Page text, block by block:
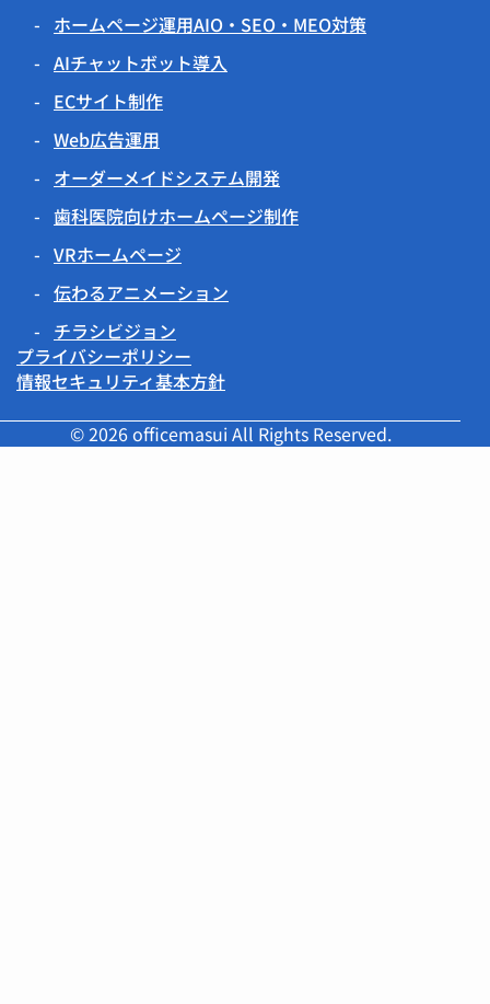
ホームページ運用AIO・SEO・MEO対策
AIチャットボット導入
ECサイト制作
Web広告運用
オーダーメイドシステム開発
歯科医院向けホームページ制作
VRホームページ
伝わるアニメーション
チラシビジョン
プライバシーポリシー
情報セキュリティ基本方針
© 2026 officemasui All Rights Reserved.